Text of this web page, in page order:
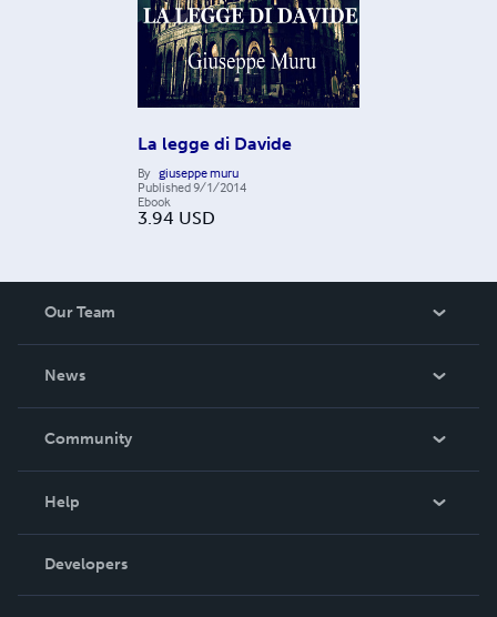
La legge di Davide
By giuseppe muru
Published9/1/2014
Ebook
3.94 USD
Our Team
News
In The News
Community
Podcast
Help
Order Lookup
Knowledge Base
Developers